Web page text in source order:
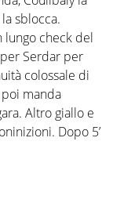
sblocca.
lungo check del
Serdar per
colossale di
manda
Altro giallo e
Dopo 5’